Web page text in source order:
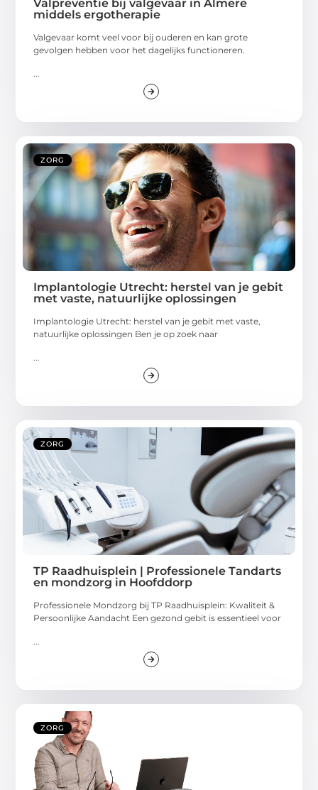
Valpreventie bij valgevaar in Almere
middels ergotherapie
Valgevaar komt veel voor bij ouderen en kan grote
gevolgen hebben voor het dagelijks functioneren.
ZORG
Implantologie Utrecht: herstel van je gebit
met vaste, natuurlijke oplossingen
Implantologie Utrecht: herstel van je gebit met vaste,
natuurlijke oplossingen Ben je op zoek naar
ZORG
TP Raadhuisplein | Professionele Tandarts
en mondzorg in Hoofddorp
Professionele Mondzorg bij TP Raadhuisplein: Kwaliteit &
Persoonlijke Aandacht Een gezond gebit is essentieel voor
ZORG